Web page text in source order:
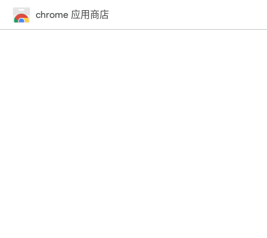
chrome 应用商店